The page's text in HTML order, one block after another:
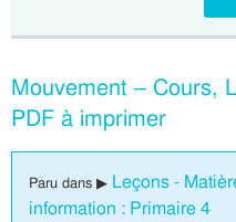
Mouvement – Cours,
PDF à imprimer
Paru dans ▶ Leçons -
information : Primaire 4